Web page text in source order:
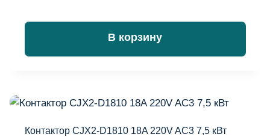
В корзину
Контактор CJX2-D1810 18A 220V AC3 7,5 кВт